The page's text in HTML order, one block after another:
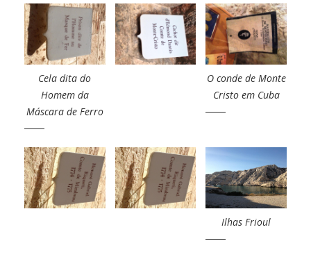
Cela dita do
Homem da
Máscara de Ferro
O conde de Monte
Cristo em Cuba
Ilhas Frioul